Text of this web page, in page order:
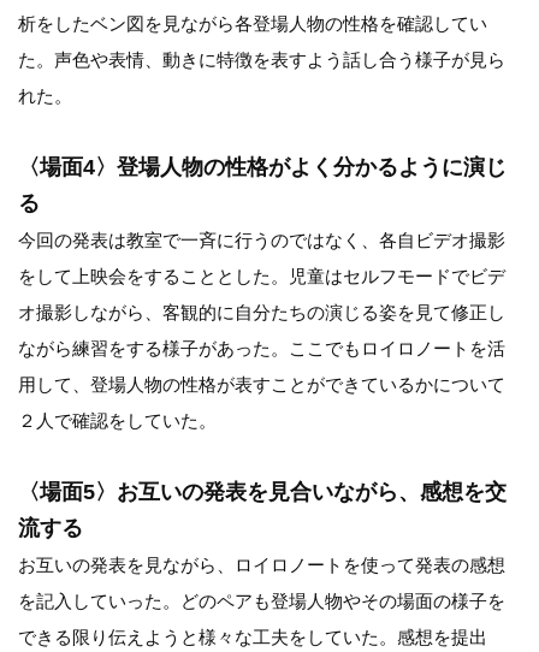
析をしたベン図を見ながら各登場人物の性格を確認してい
た。声色や表情、動きに特徴を表すよう話し合う様子が見ら
れた。
〈場面4〉登場人物の性格がよく分かるように演じ
る
今回の発表は教室で一斉に行うのではなく、各自ビデオ撮影
をして上映会をすることとした。児童はセルフモードでビデ
オ撮影しながら、客観的に自分たちの演じる姿を見て修正し
ながら練習をする様子があった。ここでもロイロノートを活
用して、登場人物の性格が表すことができているかについて
２人で確認をしていた。
〈場面5〉お互いの発表を見合いながら、感想を交
流する
お互いの発表を見ながら、ロイロノートを使って発表の感想
を記入していった。どのペアも登場人物やその場面の様子を
できる限り伝えようと様々な工夫をしていた。感想を提出